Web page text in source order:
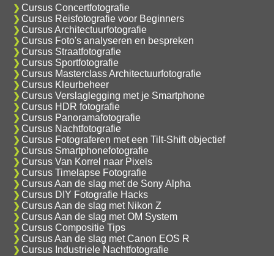
Cursus Concertfotografie
Cursus Reisfotografie voor Beginners
Cursus Architectuurfotografie
Cursus Foto's analyseren en bespreken
Cursus Straatfotografie
Cursus Sportfotografie
Cursus Masterclass Architectuurfotografie
Cursus Kleurbeheer
Cursus Verslaglegging met je Smartphone
Cursus HDR fotografie
Cursus Panoramafotografie
Cursus Nachtfotografie
Cursus Fotograferen met een Tilt-Shift objectief
Cursus Smartphonefotografie
Cursus Van Korrel naar Pixels
Cursus Timelapse Fotografie
Cursus Aan de slag met de Sony Alpha
Cursus DIY Fotografie Hacks
Cursus Aan de slag met Nikon Z
Cursus Aan de slag met OM System
Cursus Compositie Tips
Cursus Aan de slag met Canon EOS R
Cursus Industriele Nachtfotografie